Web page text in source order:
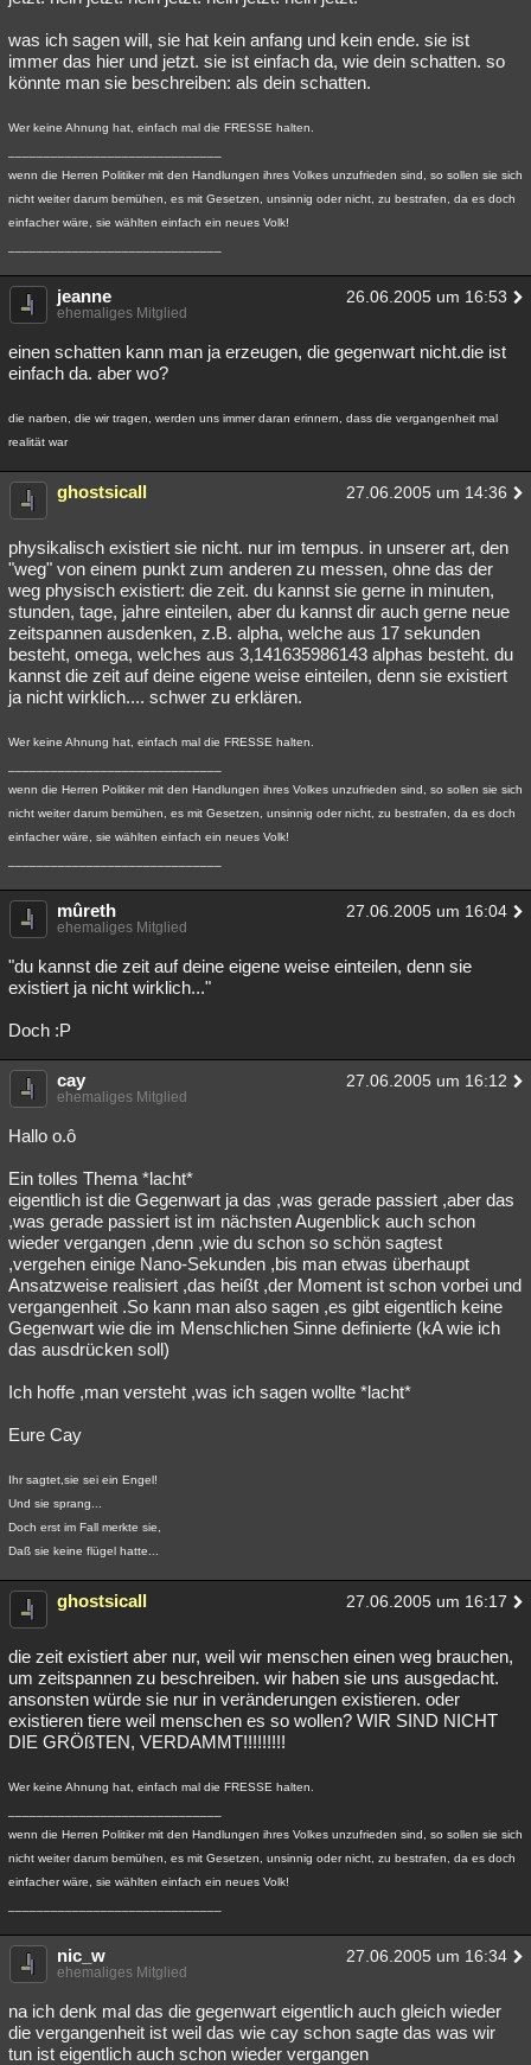
was ich sagen will, sie hat kein anfang und kein ende. sie ist
immer das hier und jetzt. sie ist einfach da, wie dein schatten. so
könnte man sie beschreiben: als dein schatten.
Wer keine Ahnung hat, einfach mal die FRESSE halten.
wenn die Herren Politiker mit den Handlungen ihres Volkes unzufrieden sind, so sollen sie sich
nicht weiter darum bemühen, es mit Gesetzen, unsinnig oder nicht, zu bestrafen, da es doch
einfacher wäre, sie wählten einfach ein neues Volk!
jeanne 26.06.2005 um 16:53
ehemaliges Mitglied
einen schatten kann man ja erzeugen, die gegenwart nicht.die ist
einfach da. aber wo?
die narben, die wir tragen, werden uns immer daran erinnern, dass die vergangenheit mal
realität war
ghostsicall 27.06.2005 um 14:36
physikalisch existiert sie nicht. nur im tempus. in unserer art, den
"weg" von einem punkt zum anderen zu messen, ohne das der
weg physisch existiert: die zeit. du kannst sie gerne in minuten,
stunden, tage, jahre einteilen, aber du kannst dir auch gerne neue
zeitspannen ausdenken, z.B. alpha, welche aus 17 sekunden
besteht, omega, welches aus 3,141635986143 alphas besteht. du
kannst die zeit auf deine eigene weise einteilen, denn sie existiert
ja nicht wirklich.... schwer zu erklären.
Wer keine Ahnung hat, einfach mal die FRESSE halten.
wenn die Herren Politiker mit den Handlungen ihres Volkes unzufrieden sind, so sollen sie sich
nicht weiter darum bemühen, es mit Gesetzen, unsinnig oder nicht, zu bestrafen, da es doch
einfacher wäre, sie wählten einfach ein neues Volk!
mûreth 27.06.2005 um 16:04
ehemaliges Mitglied
"du kannst die zeit auf deine eigene weise einteilen, denn sie
existiert ja nicht wirklich..."
Doch :P
cay 27.06.2005 um 16:12
ehemaliges Mitglied
Hallo o.ô
Ein tolles Thema *lacht*
eigentlich ist die Gegenwart ja das ,was gerade passiert ,aber das
,was gerade passiert ist im nächsten Augenblick auch schon
wieder vergangen ,denn ,wie du schon so schön sagtest
,vergehen einige Nano-Sekunden ,bis man etwas überhaupt
Ansatzweise realisiert ,das heißt ,der Moment ist schon vorbei und
vergangenheit .So kann man also sagen ,es gibt eigentlich keine
Gegenwart wie die im Menschlichen Sinne definierte (kA wie ich
das ausdrücken soll)
Ich hoffe ,man versteht ,was ich sagen wollte *lacht*
Eure Cay
Ihr sagtet,sie sei ein Engel!
Und sie sprang...
Doch erst im Fall merkte sie,
Daß sie keine flügel hatte...
ghostsicall 27.06.2005 um 16:17
die zeit existiert aber nur, weil wir menschen einen weg brauchen,
um zeitspannen zu beschreiben. wir haben sie uns ausgedacht.
ansonsten würde sie nur in veränderungen existieren. oder
existieren tiere weil menschen es so wollen? WIR SIND NICHT
DIE GRÖßTEN, VERDAMMT!!!!!!!!!
Wer keine Ahnung hat, einfach mal die FRESSE halten.
wenn die Herren Politiker mit den Handlungen ihres Volkes unzufrieden sind, so sollen sie sich
nicht weiter darum bemühen, es mit Gesetzen, unsinnig oder nicht, zu bestrafen, da es doch
einfacher wäre, sie wählten einfach ein neues Volk!
nic_w 27.06.2005 um 16:34
ehemaliges Mitglied
na ich denk mal das die gegenwart eigentlich auch gleich wieder
die vergangenheit ist weil das wie cay schon sagte das was wir
tun ist eigentlich auch schon wieder vergangen